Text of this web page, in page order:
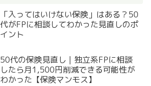
「入ってはいけない保険」はある？50
代がFPに相談してわかった見直しのポ
イント
50代の保険見直し｜独立系FPに相談
したら月1,500円削減できる可能性が
わかった【保険マンモス】